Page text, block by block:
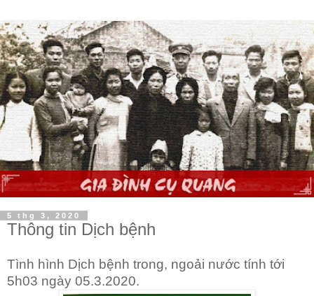
5 thg 3, 2020
Thông tin Dịch bệnh
Tình hình Dịch bệnh trong, ngoải nước tính tới
5h03 ngày 05.3.2020.